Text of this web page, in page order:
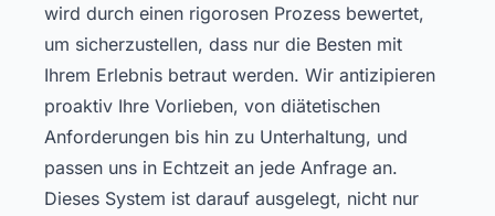
wird durch einen rigorosen Prozess bewertet,
um sicherzustellen, dass nur die Besten mit
Ihrem Erlebnis betraut werden. Wir antizipieren
proaktiv Ihre Vorlieben, von diätetischen
Anforderungen bis hin zu Unterhaltung, und
passen uns in Echtzeit an jede Anfrage an.
Dieses System ist darauf ausgelegt, nicht nur